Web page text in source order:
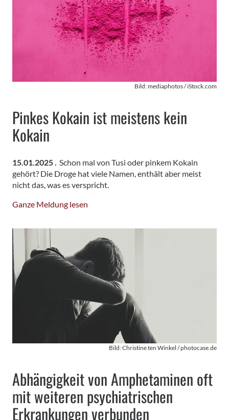
Bild: mediaphotos / iStock.com
Pinkes Kokain ist meistens kein
Kokain
15.01.2025 . Schon mal von Tusi oder pinkem Kokain
gehört? Die Droge hat viele Namen, enthält aber meist
nicht das, was es verspricht.
Ganze Meldung lesen
Bild: Christine ten Winkel / photocase.de
Abhängigkeit von Amphetaminen oft
mit weiteren psychiatrischen
Erkrankungen verbunden